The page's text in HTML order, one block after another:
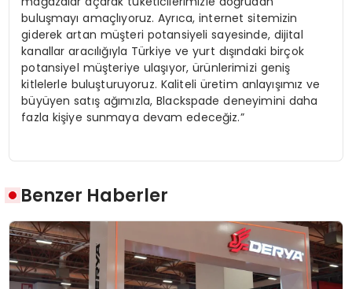
buluşmayı amaçlıyoruz. Ayrıca, internet sitemizin
giderek artan müşteri potansiyeli sayesinde, dijital
kanallar aracılığıyla Türkiye ve yurt dışındaki birçok
potansiyel müşteriye ulaşıyor, ürünlerimizi geniş
kitlelerle buluşturuyoruz. Kaliteli üretim anlayışımız ve
büyüyen satış ağımızla, Blackspade deneyimini daha
fazla kişiye sunmaya devam edeceğiz.”
Benzer Haberler